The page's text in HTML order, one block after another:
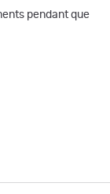
pendant que